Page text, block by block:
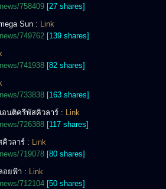
758409 [27 shares]
Sun : Link
749762 [139 shares]
741938 [82 shares]
733838 [163 shares]
อนติครีพัสคิวลาร์ : Link
726388 [117 shares]
คิวลาร์ : Link
719078 [80 shares]
อยฟ้า : Link
712104 [50 shares]